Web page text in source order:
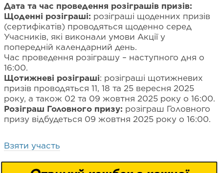
Дата та час проведення розіграшів призів:
Щоденні розіграші: розіграші щоденних призів
(сертифікатів) проводяться щоденно серед
Учасників, які виконали умови Акції у
попередній календарний день.
Час проведення розіграшу – наступного дня о
16:00.
Щотижневі розіграші: розіграші щотижневих
призів проводяться 11, 18 та 25 вересня 2025
року, а також 02 та 09 жовтня 2025 року о 16:00.
Розіграш Головного призу: розіграш Головного
призу відбудеться 09 жовтня 2025 року о 16:00.
Взяти участь